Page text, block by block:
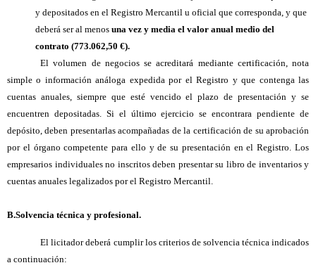
y depositados en el Registro Mercantil u oficial que corresponda, y que
deberá ser al menos una vez y media el valor anual medio del
contrato (773.062,50 €).
El volumen de negocios se acreditará mediante certificación, nota
simple o información análoga expedida por el Registro y que contenga las
cuentas anuales, siempre que esté vencido el plazo de presentación y se
encuentren depositadas. Si el último ejercicio se encontrara pendiente de
depósito, deben presentarlas acompañadas de la certificación de su aprobación
por el órgano competente para ello y de su presentación en el Registro. Los
empresarios individuales no inscritos deben presentar su libro de inventarios y
cuentas anuales legalizados por el Registro Mercantil.
B.Solvencia técnica y profesional.
El licitador deberá cumplir los criterios de solvencia técnica indicados
a continuación: